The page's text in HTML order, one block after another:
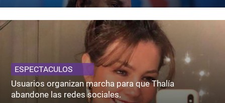
ESPECTACULOS
Usuarios organizan marcha para que Thalía
abandone las redes sociales.